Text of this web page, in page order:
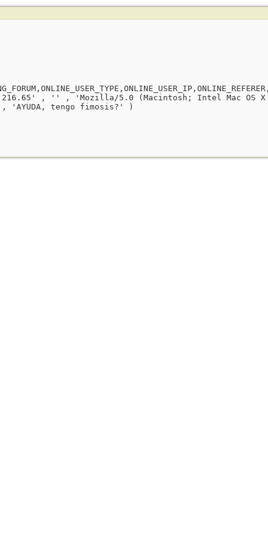
, '' , 'Mozilla/5.0 (Macintosh; Intel Mac OS X
, 'AYUDA, tengo fimosis?' )